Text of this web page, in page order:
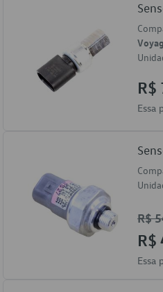
R$
Essa
R$
R$
Essa